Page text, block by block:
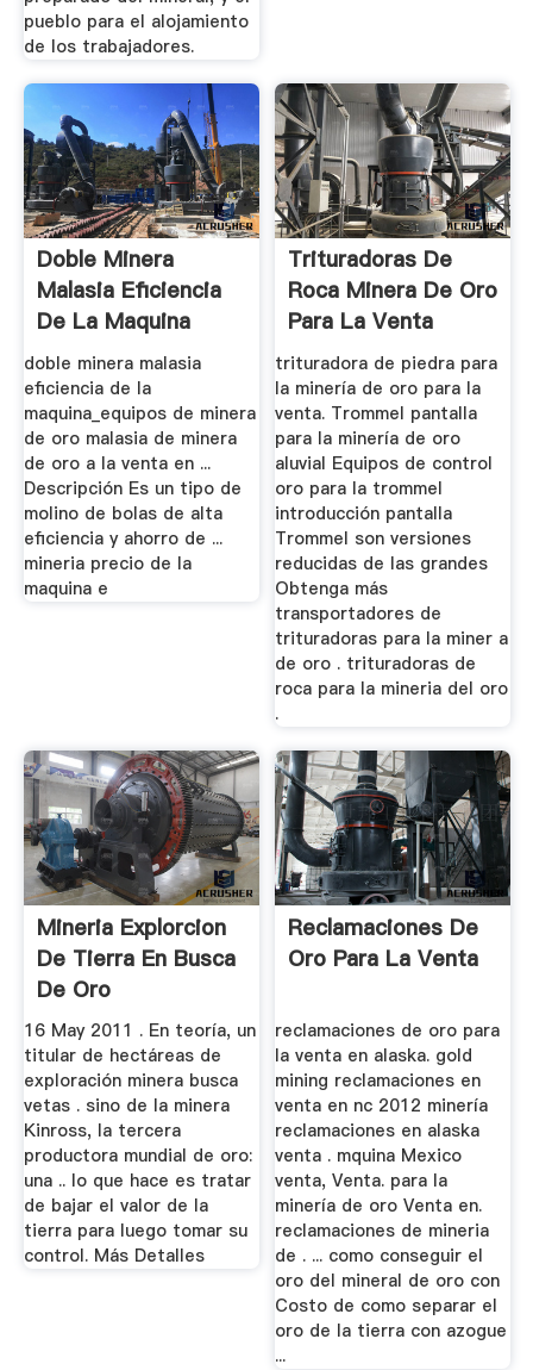
pueblo para el alojamiento
de los trabajadores.
Doble Minera
Malasia Eficiencia
De La Maquina
doble minera malasia
eficiencia de la
maquina_equipos de minera
de oro malasia de minera
de oro a la venta en ...
Descripción Es un tipo de
molino de bolas de alta
eficiencia y ahorro de ...
mineria precio de la
maquina e
Trituradoras De
Roca Minera De Oro
Para La Venta
trituradora de piedra para
la minería de oro para la
venta. Trommel pantalla
para la minería de oro
aluvial Equipos de control
oro para la trommel
introducción pantalla
Trommel son versiones
reducidas de las grandes
Obtenga más
transportadores de
trituradoras para la miner a
de oro . trituradoras de
roca para la mineria del oro
.
Mineria Explorcion
De Tierra En Busca
De Oro
16 May 2011 . En teoría, un
titular de hectáreas de
exploración minera busca
vetas . sino de la minera
Kinross, la tercera
productora mundial de oro:
una .. lo que hace es tratar
de bajar el valor de la
tierra para luego tomar su
control. Más Detalles
Reclamaciones De
Oro Para La Venta
reclamaciones de oro para
la venta en alaska. gold
mining reclamaciones en
venta en nc 2012 minería
reclamaciones en alaska
venta . mquina Mexico
venta, Venta. para la
minería de oro Venta en.
reclamaciones de mineria
de . ... como conseguir el
oro del mineral de oro con
Costo de como separar el
oro de la tierra con azogue
...